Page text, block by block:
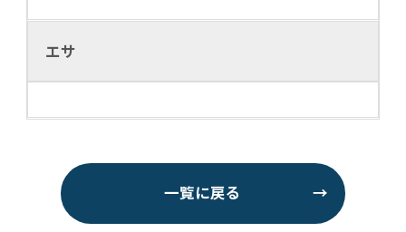
エサ
一覧に戻る →